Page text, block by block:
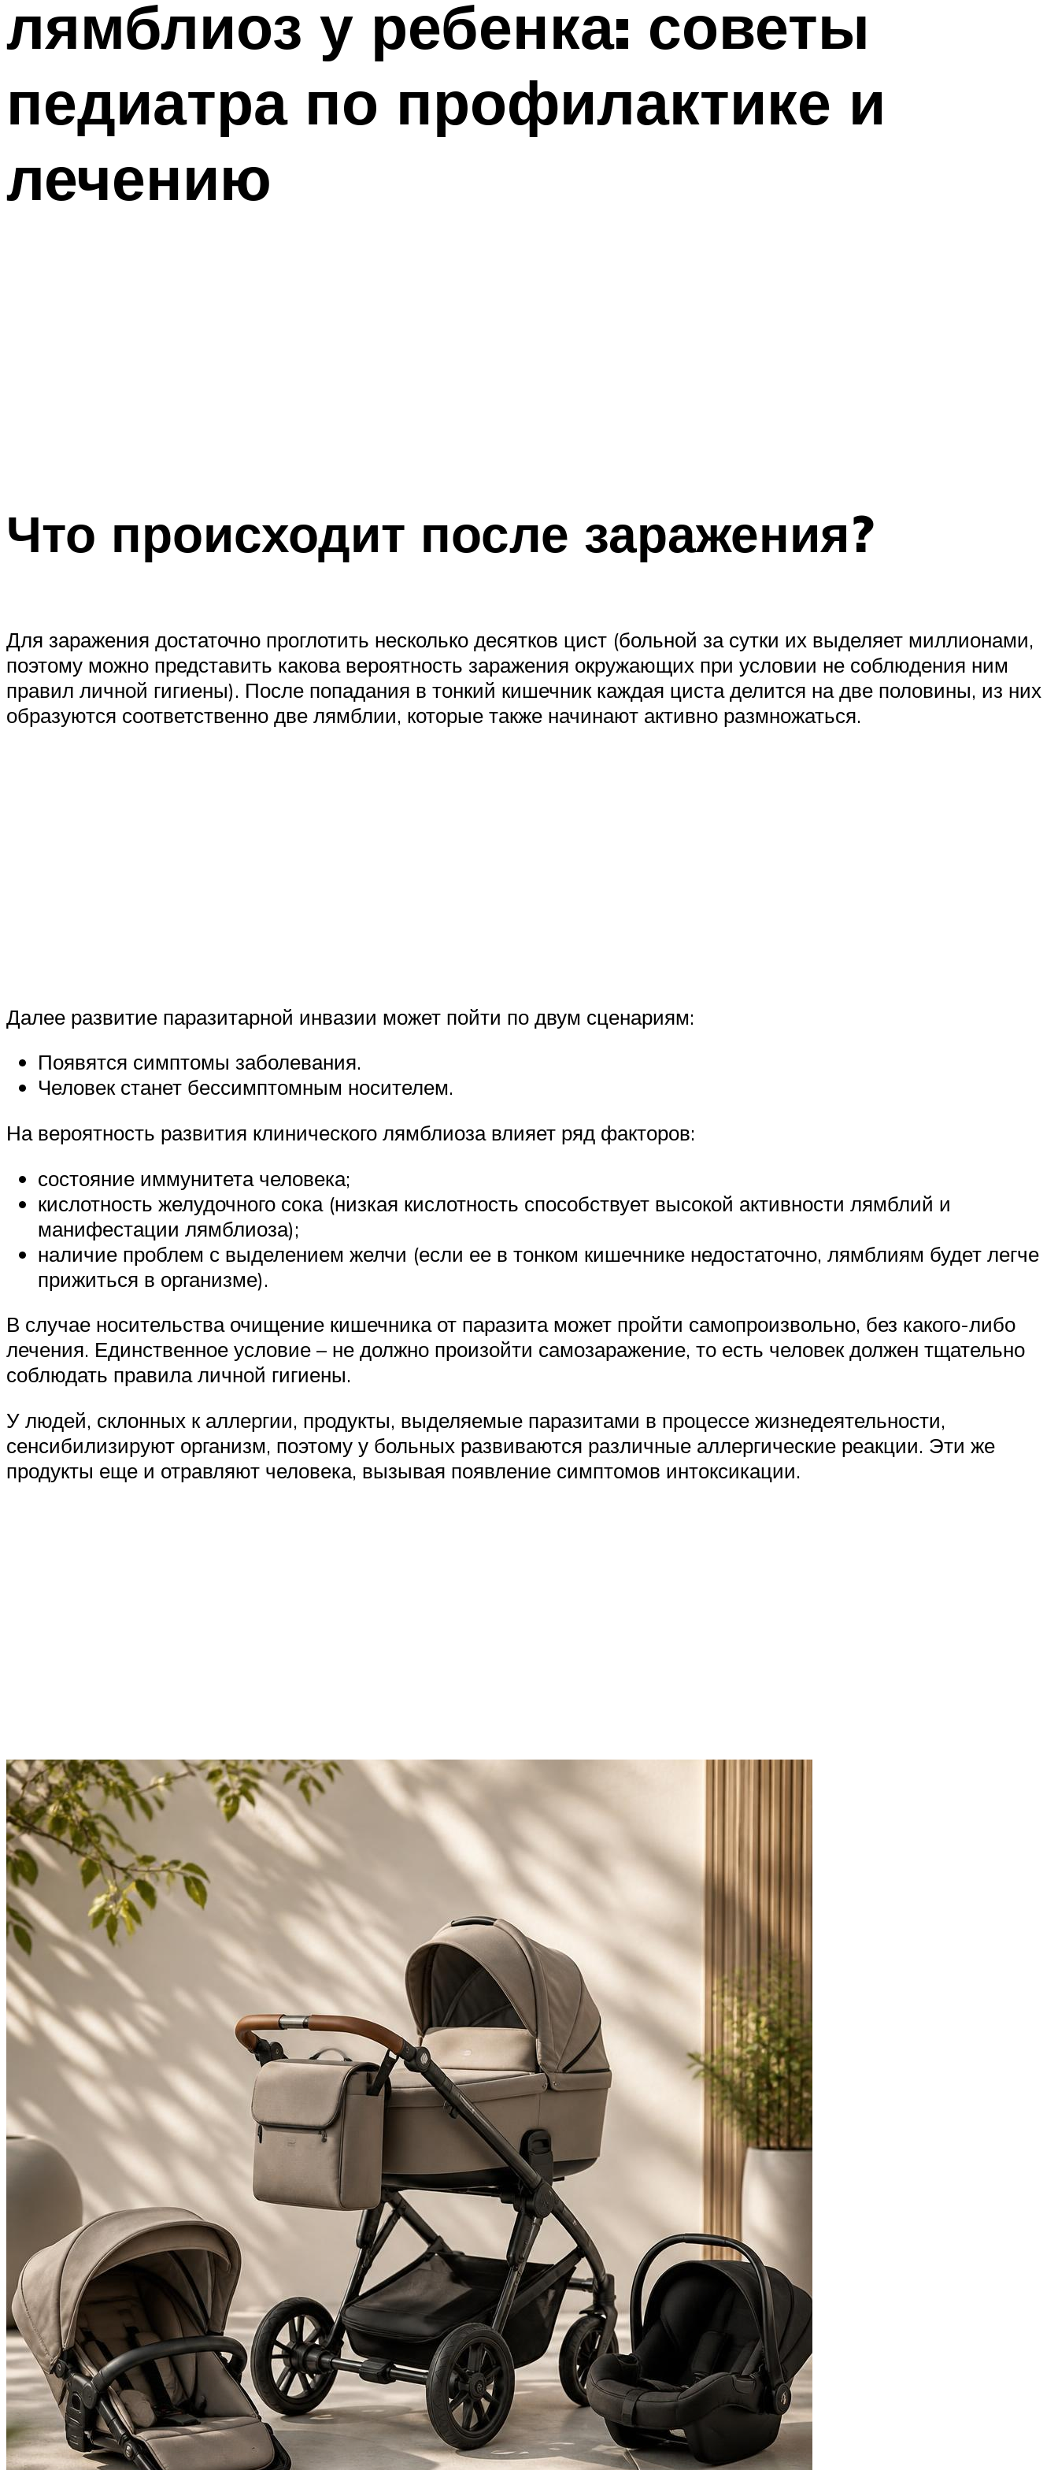
лямблиоз у ребенка: советы
педиатра по профилактике и
лечению
Что происходит после заражения?
Для заражения достаточно проглотить несколько десятков цист (больной за сутки их выделяет миллионами,
поэтому можно представить какова вероятность заражения окружающих при условии не соблюдения ним
правил личной гигиены). После попадания в тонкий кишечник каждая циста делится на две половины, из них
образуются соответственно две лямблии, которые также начинают активно размножаться.
Далее развитие паразитарной инвазии может пойти по двум сценариям:
Появятся симптомы заболевания.
Человек станет бессимптомным носителем.
На вероятность развития клинического лямблиоза влияет ряд факторов:
состояние иммунитета человека;
кислотность желудочного сока (низкая кислотность способствует высокой активности лямблий и
манифестации лямблиоза);
наличие проблем с выделением желчи (если ее в тонком кишечнике недостаточно, лямблиям будет легче
прижиться в организме).
В случае носительства очищение кишечника от паразита может пройти самопроизвольно, без какого-либо
лечения. Единственное условие – не должно произойти самозаражение, то есть человек должен тщательно
соблюдать правила личной гигиены.
У людей, склонных к аллергии, продукты, выделяемые паразитами в процессе жизнедеятельности,
сенсибилизируют организм, поэтому у больных развиваются различные аллергические реакции. Эти же
продукты еще и отравляют человека, вызывая появление симптомов интоксикации.